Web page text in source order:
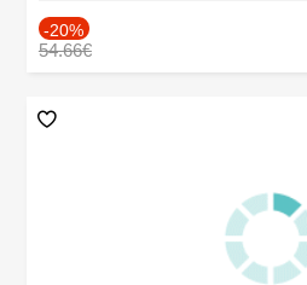
-20%
54.66€